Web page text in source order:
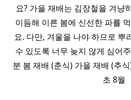
요? 가을 재배는 김장철을 겨냥
이듬해 이른 봄에 신선한 파를
요. 다만, 겨울을 나야 하므로 뿌
수 있도록 너무 늦지 않게 심어
분 봄 재배 (춘식) 가을 재배 (추
초 8월